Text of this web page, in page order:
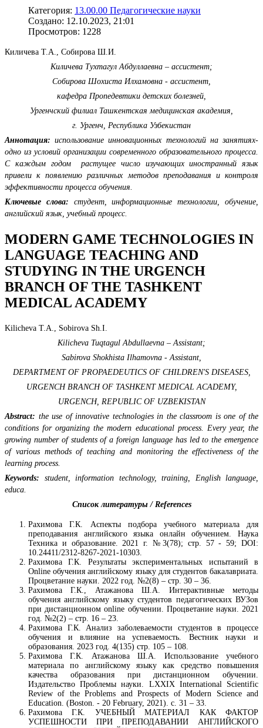
Категория: 13.00.00 Педагогические науки
Создано: 12.10.2023, 21:01
Просмотров: 1228
Киличева Т.А., Собирова Ш.И.
Киличева Тухтагул Абдуллаевна – ассистент;
Собирова Шохиста Илхамовна - ассистент,
кафедра Пропедевтики детских болезней,
Ургенчский филиал Ташкентская медицинская академия,
г. Ургенч, Республика Узбекистан
Аннотация:использование инновационных технологий на занятиях-
одно из условий организации современного образовательного процесса.
С каждым годом растущее число изучающих иностранный язык
привели к появлению различных методов преподавания и контроля
эффективности процесса обучения.
Ключевые слова: студент, информационные технологии, обучение,
английский язык, учебный процесс.
MODERN GAME TECHNOLOGIES IN
LANGUAGE TEACHING AND
STUDYING IN THE URGENCH
BRANCH OF THE TASHKENT
MEDICAL ACADEMY
Kilicheva T.A., Sobirova Sh.I.
Kilicheva Tuqtagul Abdullaevna – Assistant;
Sabirova Shokhista Ilhamovna - Assistant,
DEPARTMENT OF PROPAEDEUTICS OF CHILDREN'S DISEASES,
URGENCH BRANCH OF TASHKENT MEDICAL ACADEMY,
URGENCH, REPUBLIC OF UZBEKISTAN
Abstract: the use of innovative technologies in the classroom is one of the
conditions for organizing the modern educational process. Every year, the
growing number of students of a foreign language has led to the emergence
of various methods of teaching and monitoring the effectiveness of the
learning process.
Keywords: student, information technology, training, English language,
educa.
Список литературы / References
Рахимова Г.К. Аспекты подбора учебного материала для
преподавания английского языка онлайн обучением. Наука
Техника и образование. 2021 г. №3(78); стр. 57 - 59; DOI:
10.24411/2312-8267-2021-10303.
Рахимова Г.К. Результаты экспериментальных испытаний в
Online обучения английскому языку для студентов бакалавриата.
Процветание науки. 2022 год. №2(8) – стр. 30 – 36.
Рахимова Г.К., Атажанова Ш.А. Интерактивные методы
обучения английскому языку студентов педагогических ВУЗов
при дистанционном online обучении. Процветание науки. 2021
год. №2(2) – стр. 16 – 23.
Рахимова Г.К. Анализ заболеваемости студентов в процессе
обучения и влияние на успеваемость. Вестник науки и
образования. 2023 год. 4(135) стр. 105 – 108.
Рахимова Г.К. Атажанова Ш.А. Использование учебного
материала по английскому языку как средство повышения
качества образования при дистанционном обучении.
Издательство Проблемы науки. LXXIX International Scientific
Review of the Problems and Prospects of Modern Science and
Education. (Boston. - 20 February, 2021). с. 31 – 33.
Рахимова Г.К. УЧЕБНЫЙ МАТЕРИАЛ КАК ФАКТОР
УСПЕШНОСТИ ПРИ ПРЕПОДАВАНИИ АНГЛИЙСКОГО